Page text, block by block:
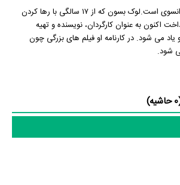
لوک بسون کارگردان فرانسوی است.لوک بسون که از ۱۷ سالگی با رها کردن
اکنون به عنوان کارگردان، نویسنده و تهیه
یاد می شود. در کارنامه او فیلم های بزرگی چون
شود.